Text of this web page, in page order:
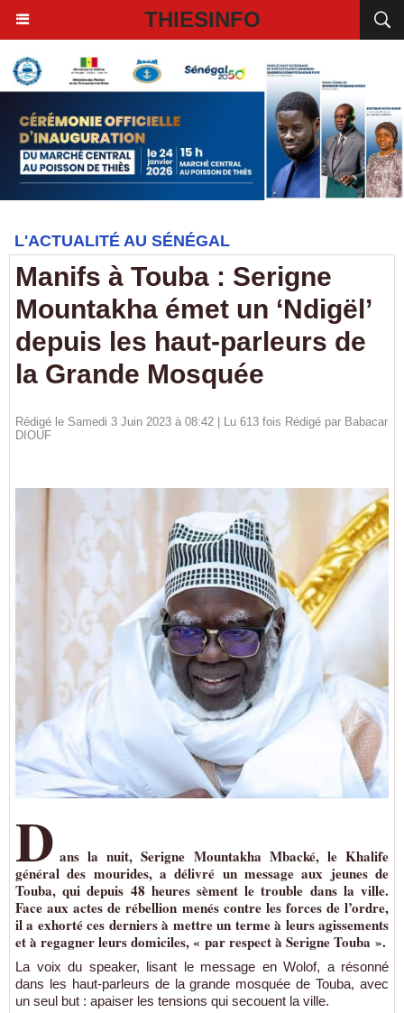
THIESINFO
L'ACTUALITÉ AU SÉNÉGAL
Manifs à Touba : Serigne
Mountakha émet un ‘Ndigël’
depuis les haut-parleurs de
la Grande Mosquée
Rédigé le Samedi 3 Juin 2023 à 08:42 | Lu 613 fois Rédigé par Babacar
DIOUF
D ans la nuit, Serigne Mountakha Mbacké, le Khalife
général des mourides, a délivré un message aux jeunes de
Touba, qui depuis 48 heures sèment le trouble dans la ville.
Face aux actes de rébellion menés contre les forces de l’ordre,
il a exhorté ces derniers à mettre un terme à leurs agissements
et à regagner leurs domiciles, « par respect à Serigne Touba ».
La voix du speaker, lisant le message en Wolof, a résonné
dans les haut-parleurs de la grande mosquée de Touba, avec
un seul but : apaiser les tensions qui secouent la ville.